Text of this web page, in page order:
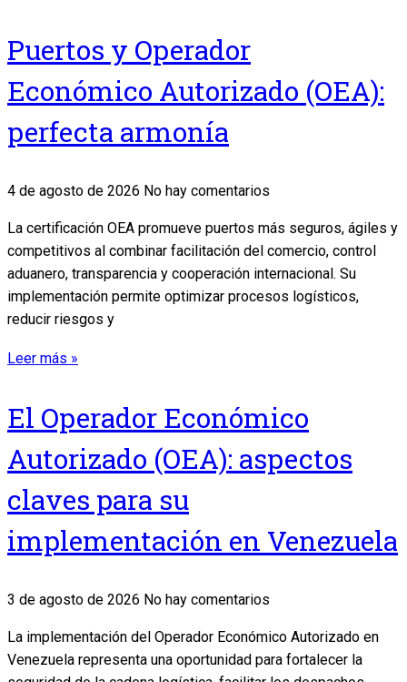
Puertos y Operador
Económico Autorizado (OEA):
perfecta armonía
4 de agosto de 2026 No hay comentarios
La certificación OEA promueve puertos más seguros, ágiles y
competitivos al combinar facilitación del comercio, control
aduanero, transparencia y cooperación internacional. Su
implementación permite optimizar procesos logísticos,
reducir riesgos y
Leer más »
El Operador Económico
Autorizado (OEA): aspectos
claves para su
implementación en Venezuela
3 de agosto de 2026 No hay comentarios
La implementación del Operador Económico Autorizado en
Venezuela representa una oportunidad para fortalecer la